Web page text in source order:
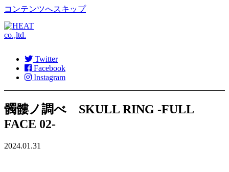
コンテンツへスキップ
Twitter
Facebook
Instagram
髑髏ノ調べ SKULL RING -FULL
FACE 02-
2024.01.31